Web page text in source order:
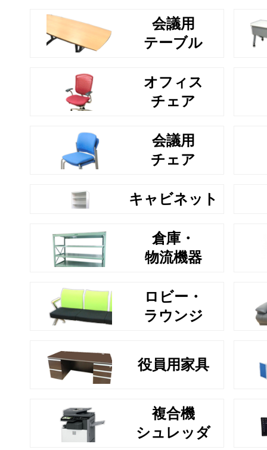
会議用
テーブル
オフィス
チェア
会議用
チェア
キャビネット
倉庫・
物流機器
ロビー・
ラウンジ
役員用家具
複合機
シュレッダ